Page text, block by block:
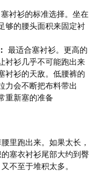
塞衬衫的标准选择。坐在
够的腰头面积来固定衬
最适合塞衬衫。更高的
衬衫几乎不可能跑出来
衬衫的天敌。低腰裤的
力会不断把布料带出
重新塞的准备
里跑出来。如果太长，
塞衣衬衫尾部大约到臀
不至于堆积太多。